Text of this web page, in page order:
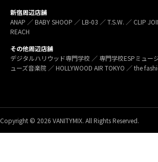
新宿周辺店舗
ANAP ／ BABY SHOOP ／ LB-03 ／ T.S.W. ／ CLIP
REACH
その他周辺店舗
デジタルハリウッド専門学校 ／ 専門学校ESPミュー
ューズ音楽院 ／ HOLLYWOOD AIR TOKYO ／ the
Copyright © 2026 VANITYMIX. All Rights Reserved.